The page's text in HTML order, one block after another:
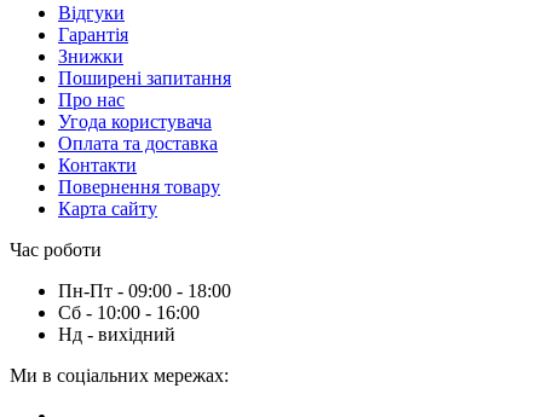
Вiдгуки
Гарантія
Знижки
Поширені запитання
Про нас
Угода користувача
Оплата та доставка
Контакти
Повернення товару
Карта сайту
Час роботи
Пн-Пт - 09:00 - 18:00
Сб - 10:00 - 16:00
Нд - вихiдний
Ми в соціальних мережах: